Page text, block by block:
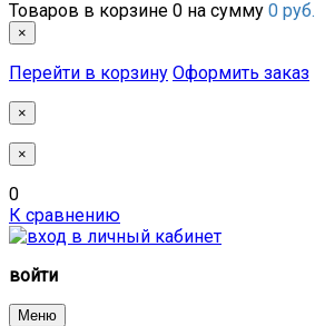
Товаров в корзине 0 на сумму 0 руб.
×
Перейти в корзину Оформить заказ
×
×
0
К сравнению
войти
Меню